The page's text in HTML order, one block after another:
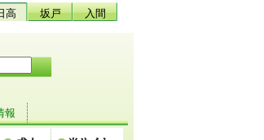
高 坂戸 入間
報